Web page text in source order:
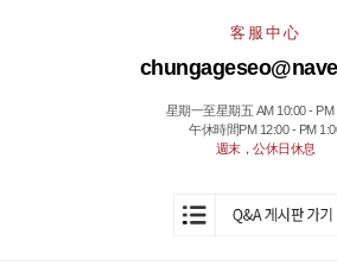
客服中心
星期一至星期五 AM 10:00 - PM
午休時間PM 12:00 - PM
週末，公休日休息